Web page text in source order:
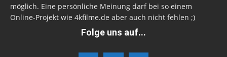
möglich. Eine persönliche Meinung darf bei so einem
Online-Projekt wie 4kfilme.de aber auch nicht fehlen ;)
Folge uns auf...